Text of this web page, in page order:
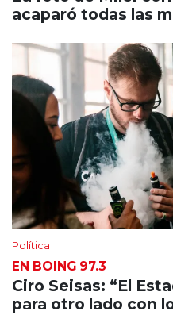
acaparó todas las
Política
EN BOING 97.3
Ciro Seisas: “El
para otro lado con